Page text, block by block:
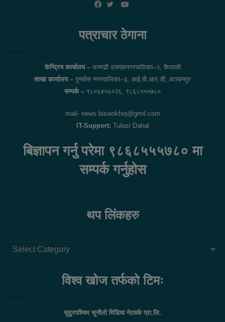
YouTube
पत्राचार ठेगाना
केन्द्रिय कार्यालय –धनगढी उपमहानगरपालिका–२, कैलाली
शाखा कार्यालय – पुनर्वास नगरपालिका–३, आई.बी.आर.डी.,कञ्चनपुर
सम्पर्क – ९८०६४५६०२६, ९८६८५५५७८०
mail- news.biswokhoj@gmil.com
IT-Support: Tulasi Dahal
बिज्ञापन गर्नु परेमा ९८६८५५५७८० मा
सम्पर्क गर्नुहोस
थप लिंकहरु
थप
विश्व खोज तर्फको टिमः
सुदुरपश्चिम सुनौलो मिडिया नेटवर्क प्रा.लि.